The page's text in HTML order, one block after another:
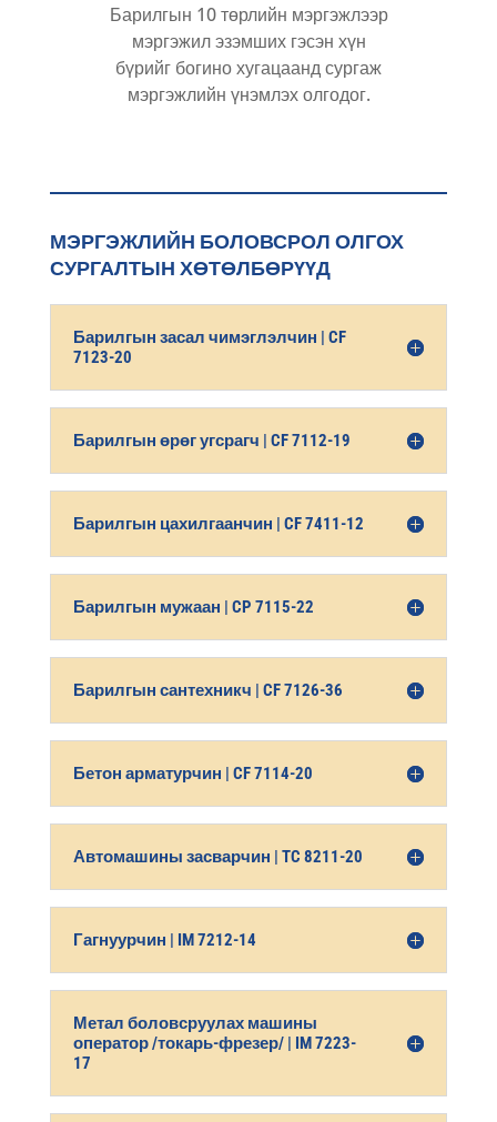
Барилгын 10 төрлийн мэргэжлээр
мэргэжил эзэмших гэсэн хүн
бүрийг богино хугацаанд сургаж
мэргэжлийн үнэмлэх олгодог.
МЭРГЭЖЛИЙН БОЛОВСРОЛ ОЛГОХ
СУРГАЛТЫН ХӨТӨЛБӨРҮҮД
Барилгын засал чимэглэлчин | CF
7123-20
Барилгын өрөг угсрагч | CF 7112-19
Барилгын цахилгаанчин | CF 7411-12
Барилгын мужаан | CP 7115-22
Барилгын сантехникч | CF 7126-36
Бетон арматурчин | CF 7114-20
Автомашины засварчин | TC 8211-20
Гагнуурчин | IM 7212-14
Метал боловсруулах машины
оператор /токарь-фрезер/ | IM 7223-
17